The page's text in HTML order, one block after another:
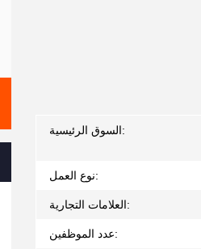
السوق الرئيسية:
نوع العمل:
العلامات التجارية:
عدد الموظفين: